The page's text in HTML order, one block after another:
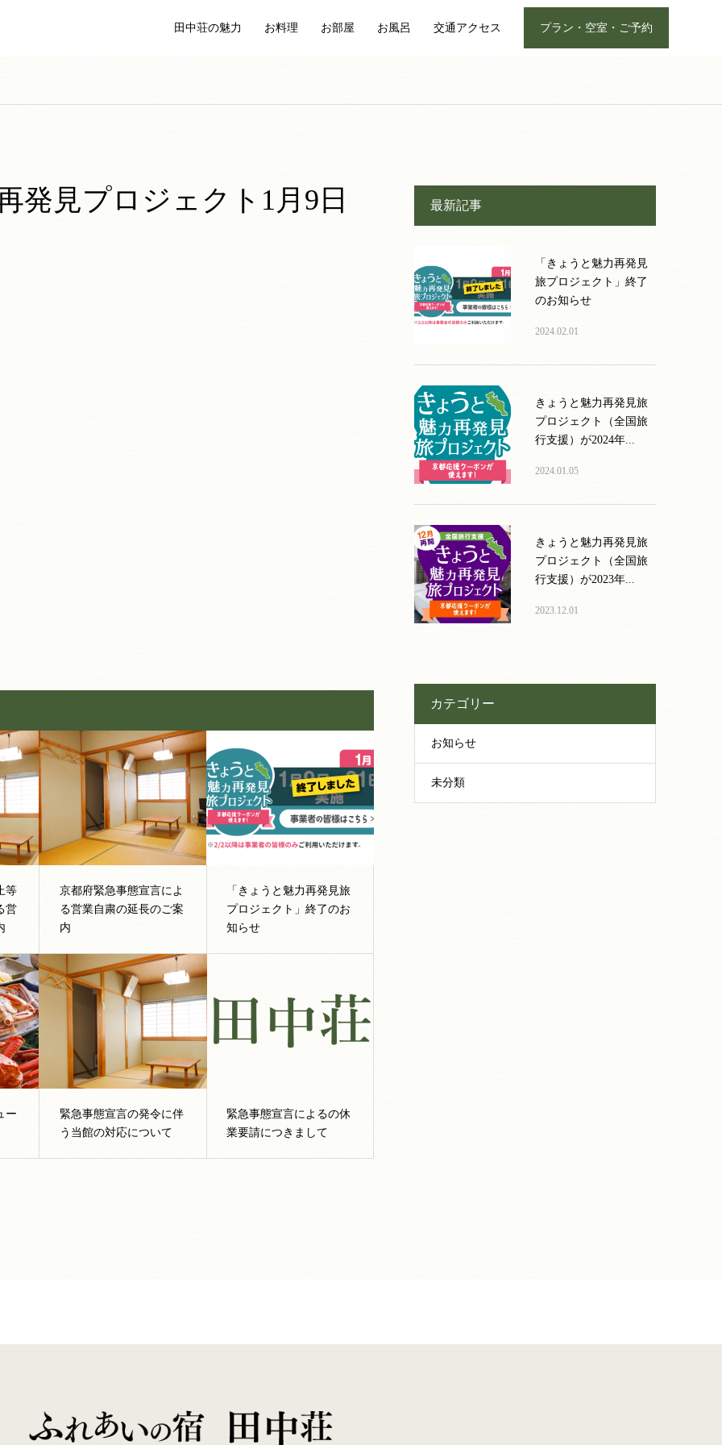
田中荘の魅力 お料理 お部屋 お風呂 交通アクセス プラン・空室・ご予約
発見プロジェクト1月9日
等
営
京都府緊急事態宣言によ
る営業自粛の延長のご案
内
「きょうと魅力再発見旅
プロジェクト」終了のお
知らせ
ー
緊急事態宣言の発令に伴
う当館の対応について
緊急事態宣言によるの休
業要請につきまして
最新記事
「きょうと魅力再発見
旅プロジェクト」終了
のお知らせ
2024.02.01
きょうと魅力再発見旅
プロジェクト（全国旅
行支援）が2024年...
2024.01.05
きょうと魅力再発見旅
プロジェクト（全国旅
行支援）が2023年...
2023.12.01
カテゴリー
お知らせ
未分類